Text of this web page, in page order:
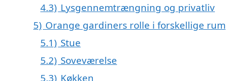
4.3) Lysgennemtrængning og privatliv
5) Orange gardiners rolle i forskellige rum
5.1) Stue
5.2) Soveværelse
5.3) Køkken